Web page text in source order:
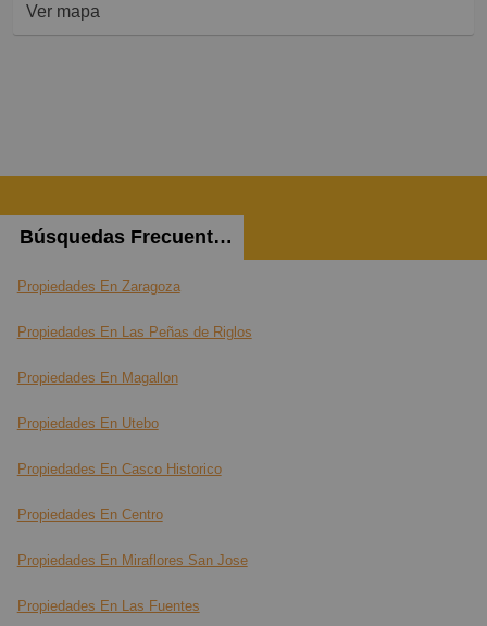
Ver mapa
Búsquedas Frecuentes
Propiedades En Zaragoza
Propiedades En Las Peñas de Riglos
Propiedades En Magallon
Propiedades En Utebo
Propiedades En Casco Historico
Propiedades En Centro
Propiedades En Miraflores San Jose
Propiedades En Las Fuentes